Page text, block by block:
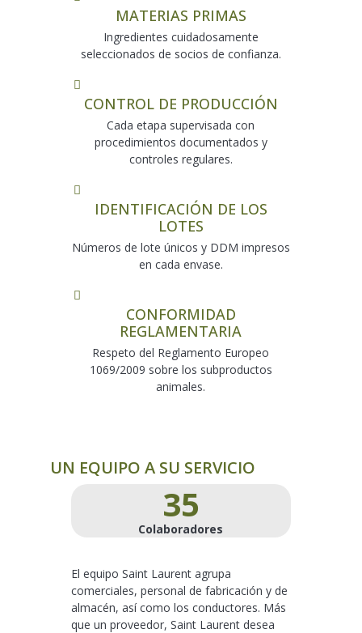
MATERIAS PRIMAS
Ingredientes cuidadosamente
seleccionados de socios de confianza.
CONTROL DE PRODUCCIÓN
Cada etapa supervisada con
procedimientos documentados y
controles regulares.
IDENTIFICACIÓN DE LOS
LOTES
Números de lote únicos y DDM impresos
en cada envase.
CONFORMIDAD
REGLAMENTARIA
Respeto del Reglamento Europeo
1069/2009 sobre los subproductos
animales.
UN EQUIPO A SU SERVICIO
35
Colaboradores
El equipo Saint Laurent agrupa
comerciales, personal de fabricación y de
almacén, así como los conductores. Más
que un proveedor, Saint Laurent desea